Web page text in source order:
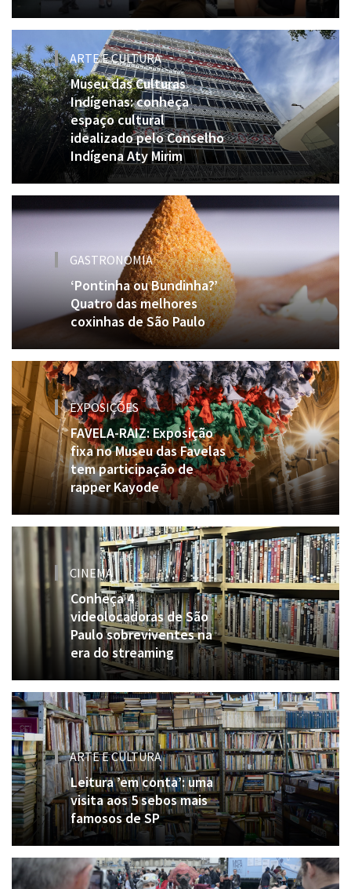
ARTE E CULTURA
Museu das Culturas
Indígenas: conheça
espaço cultural
idealizado pelo Conselho
Indígena Aty Mirim
GASTRONOMIA
‘Pontinha ou Bundinha?’
Quatro das melhores
coxinhas de São Paulo
EXPOSIÇÕES
FAVELA-RAIZ: Exposição
fixa no Museu das Favelas
tem participação de
rapper Kayode
CINEMA
Conheça 4
videolocadoras de São
Paulo sobreviventes na
era do streaming
ARTE E CULTURA
Leitura ’em conta’: uma
visita aos 5 sebos mais
famosos de SP